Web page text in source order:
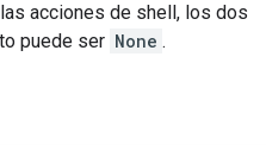
acciones de shell, los dos
puede ser None .